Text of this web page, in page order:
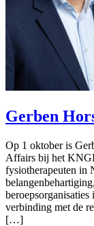
Gerben
Op 1 oktober is
Affairs bij het
fysiotherapeuten in
verbinding met de
[…]